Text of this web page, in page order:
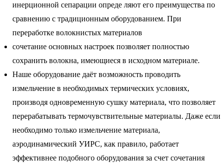
инерционной сепарации опреде ляют его преимущества по
сравнению с традиционным оборудованием. При
переработке волокнистых материалов
сочетание основных настроек позволяет полностью
сохранить волокна, имеющиеся в исходном материале.
Наше оборудование даёт возможность проводить
измельчение в необходимых термических условиях,
производя одновременную сушку материала, что позволяет
перерабатывать термочувствительные материалы. Даже если
необходимо только измельчение материала,
аэродинамический УИРС, как правило, работает
эффективнее подобного оборудования за счет сочетания